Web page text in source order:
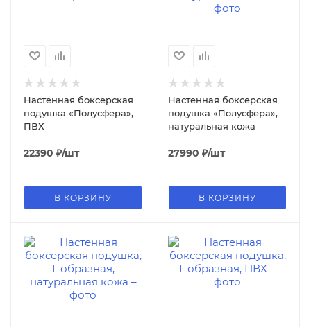
Настенная боксерская
подушка «Полусфера»,
ПВХ
22390 ₽/шт
В КОРЗИНУ
Настенная боксерская
подушка «Полусфера»,
натуральная кожа
27990 ₽/шт
В КОРЗИНУ